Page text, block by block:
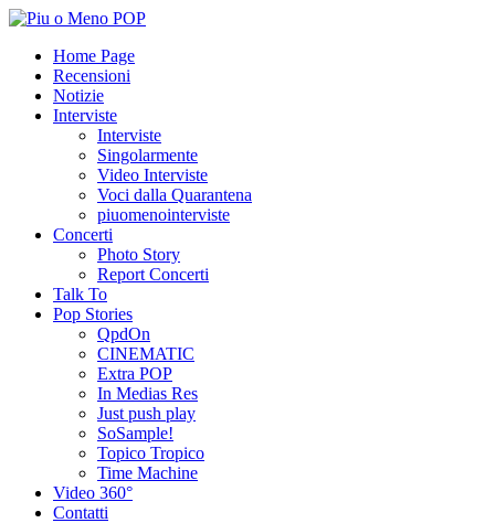
Home Page
Recensioni
Notizie
Interviste
Interviste
Singolarmente
Video Interviste
Voci dalla Quarantena
piuomenointerviste
Concerti
Photo Story
Report Concerti
Talk To
Pop Stories
QpdOn
CINEMATIC
Extra POP
In Medias Res
Just push play
SoSample!
Topico Tropico
Time Machine
Video 360°
Contatti